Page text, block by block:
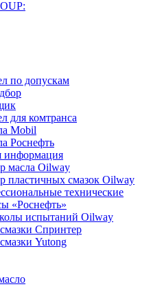
по допускам
для комтранса
Mobil
Роснефть
информация
масла Oilway
пластичных смазок Oilway
технические
«Роснефть»
испытаний Oilway
Спринтер
Yutong